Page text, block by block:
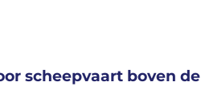
scheepvaart boven de